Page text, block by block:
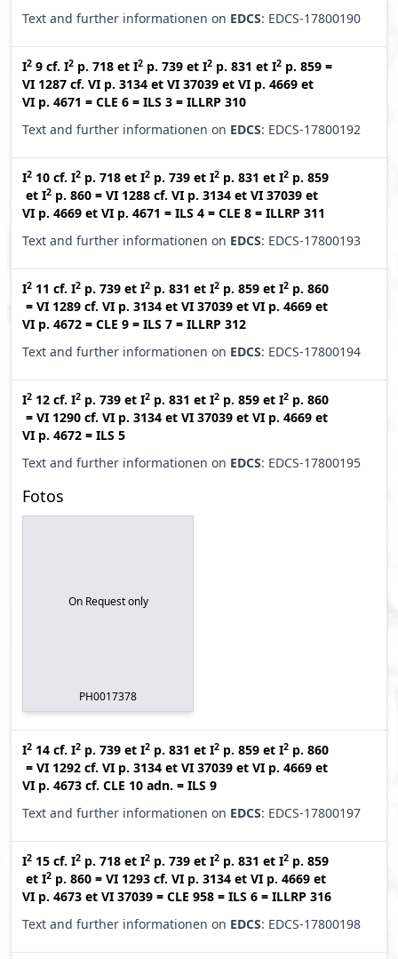
Text and further informationen on EDCS: EDCS-17800190
I2 9 cf. I2 p. 718 et I2 p. 739 et I2 p. 831 et I2 p. 859 =
VI 1287 cf. VI p. 3134 et VI 37039 et VI p. 4669 et
VI p. 4671 = CLE 6 = ILS 3 = ILLRP 310
Text and further informationen on EDCS: EDCS-17800192
I2 10 cf. I2 p. 718 et I2 p. 739 et I2 p. 831 et I2 p. 859
et I2 p. 860 = VI 1288 cf. VI p. 3134 et VI 37039 et
VI p. 4669 et VI p. 4671 = ILS 4 = CLE 8 = ILLRP 311
Text and further informationen on EDCS: EDCS-17800193
I2 11 cf. I2 p. 739 et I2 p. 831 et I2 p. 859 et I2 p. 860
= VI 1289 cf. VI p. 3134 et VI 37039 et VI p. 4669 et
VI p. 4672 = CLE 9 = ILS 7 = ILLRP 312
Text and further informationen on EDCS: EDCS-17800194
I2 12 cf. I2 p. 739 et I2 p. 831 et I2 p. 859 et I2 p. 860
= VI 1290 cf. VI p. 3134 et VI 37039 et VI p. 4669 et
VI p. 4672 = ILS 5
Text and further informationen on EDCS: EDCS-17800195
Fotos
On Request only
PH0017378
I2 14 cf. I2 p. 739 et I2 p. 831 et I2 p. 859 et I2 p. 860
= VI 1292 cf. VI p. 3134 et VI 37039 et VI p. 4669 et
VI p. 4673 cf. CLE 10 adn. = ILS 9
Text and further informationen on EDCS: EDCS-17800197
I2 15 cf. I2 p. 718 et I2 p. 739 et I2 p. 831 et I2 p. 859
et I2 p. 860 = VI 1293 cf. VI p. 3134 et VI p. 4669 et
VI p. 4673 et VI 37039 = CLE 958 = ILS 6 = ILLRP 316
Text and further informationen on EDCS: EDCS-17800198